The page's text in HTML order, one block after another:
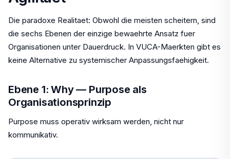
Die paradoxe Realitaet: Obwohl die meisten scheitern, sind
die sechs Ebenen der einzige bewaehrte Ansatz fuer
Organisationen unter Dauerdruck. In VUCA-Maerkten gibt es
keine Alternative zu systemischer Anpassungsfaehigkeit.
Ebene 1: Why — Purpose als
Organisationsprinzip
Purpose muss operativ wirksam werden, nicht nur
kommunikativ.